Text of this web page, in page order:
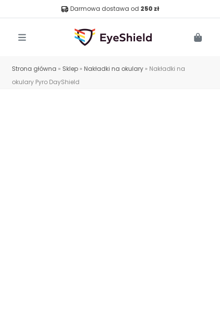
Darmowa dostawa od 250 zł
Strona główna » Sklep » Nakładki na okulary » Nakładki na
okulary Pyro DayShield